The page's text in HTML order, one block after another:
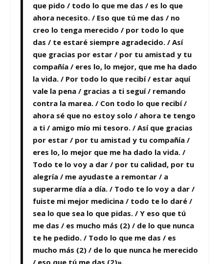
que pido / todo lo que me das / es lo que
ahora necesito. / Eso que tú me das / no
creo lo tenga merecido / por todo lo que
das / te estaré siempre agradecido. / Así
que gracias por estar / por tu amistad y tu
compañía / eres lo, lo mejor, que me ha dado
la vida. / Por todo lo que recibí / estar aquí
vale la pena / gracias a ti seguí / remando
contra la marea. / Con todo lo que recibí /
ahora sé que no estoy solo / ahora te tengo
a ti / amigo mío mi tesoro. / Así que gracias
por estar / por tu amistad y tu compañía /
eres lo, lo mejor que me ha dado la vida. /
Todo te lo voy a dar / por tu calidad, por tu
alegría / me ayudaste a remontar / a
superarme día a día. / Todo te lo voy a dar /
fuiste mi mejor medicina / todo te lo daré /
sea lo que sea lo que pidas. / Y eso que tú
me das / es mucho más (2) / de lo que nunca
te he pedido. / Todo lo que me das / es
mucho más (2) / de lo que nunca he merecido